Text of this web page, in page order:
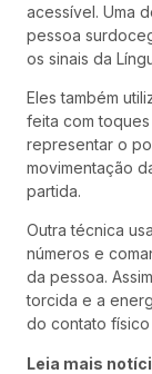
acessível. Uma
pessoa
os sinais da
Eles também
feita com
representar o
movimentação
partida.
Outra técnica
números e
da pessoa.
torcida e a
do contato
Leia mais